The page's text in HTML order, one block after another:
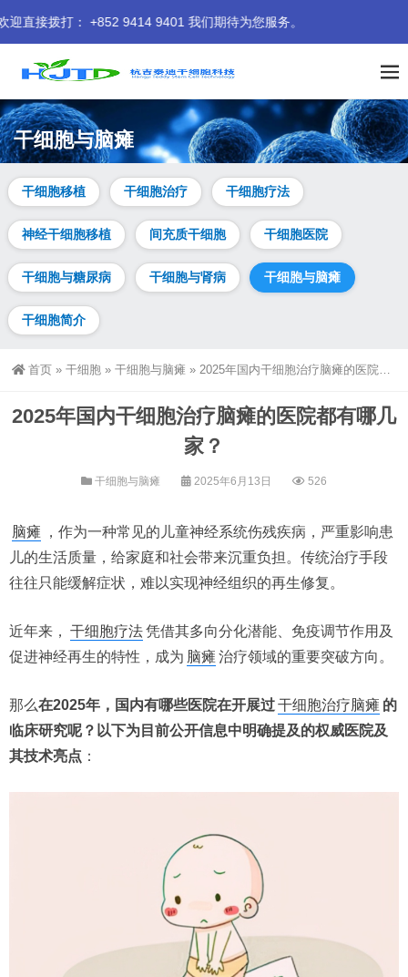
+852 9414 9401 我们期待为您服务。
干细胞与脑瘫
干细胞移植 干细胞治疗 干细胞疗法
神经干细胞移植 间充质干细胞 干细胞医院
干细胞与糖尿病 干细胞与肾病 干细胞与脑瘫
干细胞简介
首页 » 干细胞 » 干细胞与脑瘫 » 2025年国内干细胞治疗脑瘫的医院都有哪几家？
2025年国内干细胞治疗脑瘫的医院都有哪几
家？
干细胞与脑瘫 2025年6月13日 526
脑瘫
，作为一种常见的儿童神经系统伤残疾病，严重影响患
儿的生活质量，给家庭和社会带来沉重负担。传统治疗手段
往往只能缓解症状，难以实现神经组织的再生修复。
近年来， 干细胞疗法凭借其多向分化潜能、免疫调节作用及
促进神经再生的特性，成为 脑瘫 治疗领域的重要突破方向。
那么在2025年，国内有哪些医院在开展过干细胞治疗脑瘫 的
临床研究呢？以下为目前公开信息中明确提及的权威医院及
其技术亮点 ：